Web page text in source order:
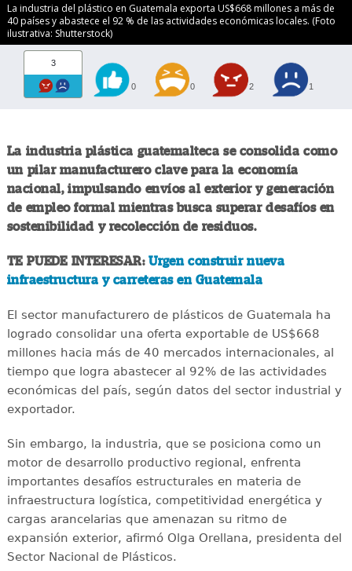
La industria del plástico en Guatemala exporta US$668 millones a más de
40 países y abastece el 92 % de las actividades económicas locales. (Foto
ilustrativa: Shutterstock)
3
0 0 2 1
La industria plástica guatemalteca se consolida como
un pilar manufacturero clave para la economía
nacional, impulsando envíos al exterior y generación
de empleo formal mientras busca superar desafíos en
sostenibilidad y recolección de residuos.
TE PUEDE INTERESAR:Urgen construir nueva
infraestructura y carreteras en Guatemala
El sector manufacturero de plásticos de Guatemala ha
logrado consolidar una oferta exportable de US$668
millones hacia más de 40 mercados internacionales, al
tiempo que logra abastecer al 92% de las actividades
económicas del país, según datos del sector industrial y
exportador.
Sin embargo, la industria, que se posiciona como un
motor de desarrollo productivo regional, enfrenta
importantes desafíos estructurales en materia de
infraestructura logística, competitividad energética y
cargas arancelarias que amenazan su ritmo de
expansión exterior, afirmó Olga Orellana, presidenta del
Sector Nacional de Plásticos.